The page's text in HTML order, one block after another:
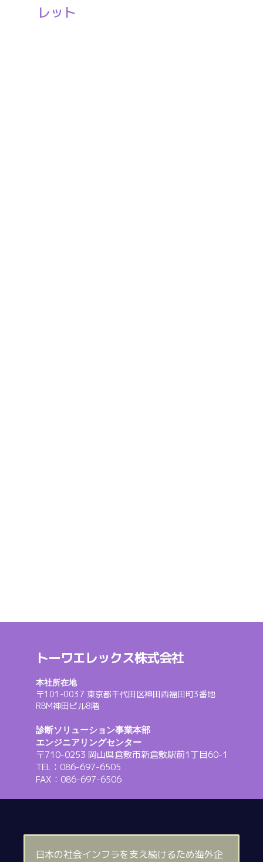
レット
トーワエレックス株式会社
本社所在地
〒101-0037 東京都千代田区神田西福田町3番地
RBM神田ビル8階
診断ソリューション事業本部
エンジニアリングセンター
〒710-0253 岡山県倉敷市新倉敷駅前1丁目60-1
TEL：086-697-6505
FAX：086-697-6506
日本の社会インフラを支え続けるため海外企